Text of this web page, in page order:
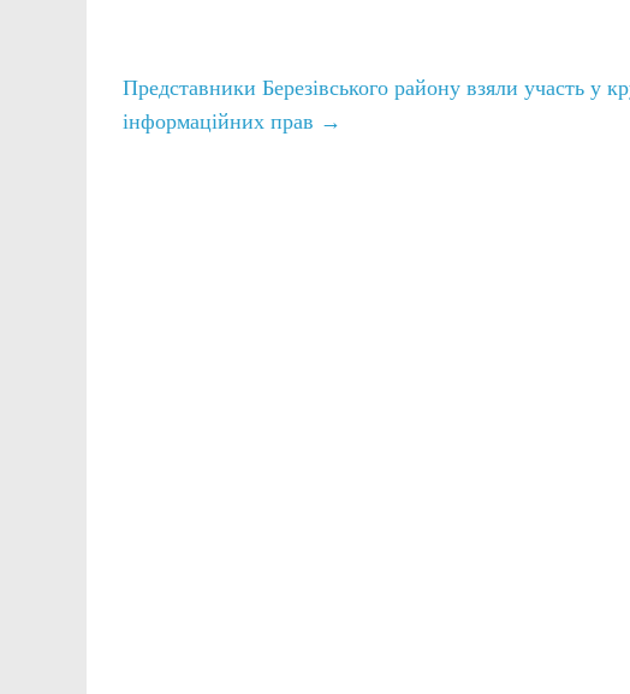
Представники Березівського району взяли участь у
інформаційних прав →